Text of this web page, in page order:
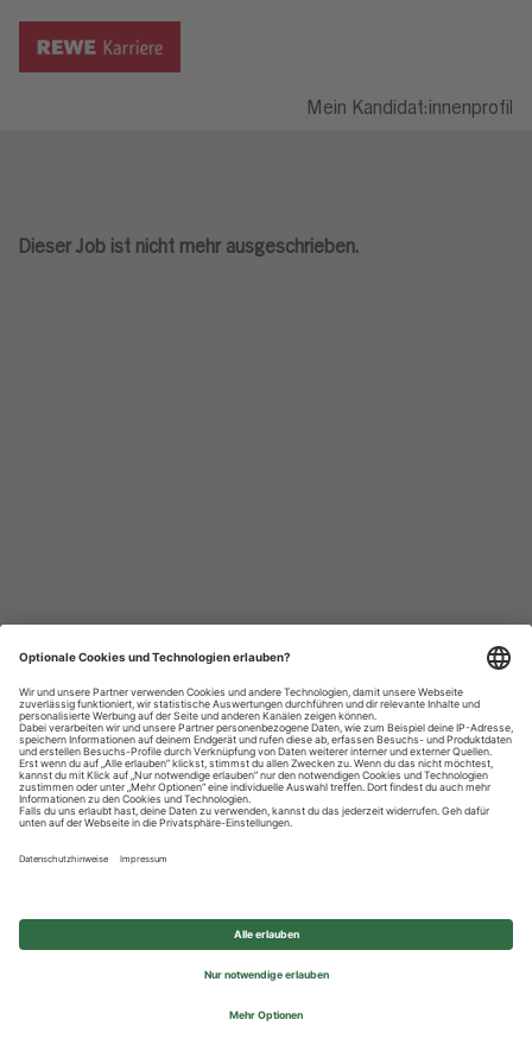
Mein Kandidat:innenprofil
Dieser Job ist nicht mehr ausgeschrieben.
Datenschutzhinweise
Impressum
Privatsphäre-Einstellungen
© 2026 REWE Group - All rights reserved